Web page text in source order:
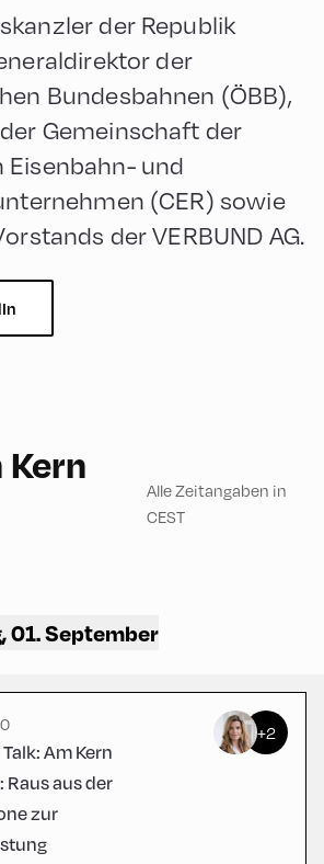
der Republik
der
Bundesbahnen (ÖBB),
Gemeinschaft der
Eisenbahn- und
(CER) sowie
der VERBUND AG.
Alle Zeitangaben in
CEST
01. September
Am Kern
Raus aus der
zur
+2
Centrum